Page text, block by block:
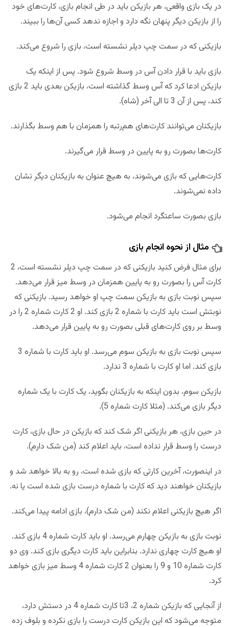
در یک بازی واقعی، هر بازیکن باید در طی انجام بازی، کارت‌های خود
را از بازیکن دیگر پنهان نگه دارد و اجازه ندهد کسی آن‌ها را ببیند.
بازیکنی که در سمت چپ دیلر نشسته است، بازی را شروع می‌کند.
بازی باید با قرار دادن آس در وسط شروع شود. پس از اینکه یک
بازیکن ادعا کرد که آس وسط گذاشته است، بازیکن بعدی باید 2 بازی
کند، پس از آن 3 تا الی آخر (شاه).
بازیکنان می‌توانند کارت‌های هم‌رتبه را همزمان با هم وسط بگذارند.
کارت‌ها بصورت رو به پایین در وسط قرار می‌گیرند.
کارت‌هایی که بازی می‌شوند، به هیچ عنوان به بازیکنان دیگر نشان
داده نمی‌شوند.
بازی بصورت ساعتگرد انجام می‌شود.
مثال از نحوه انجام بازی
برای مثال فرض کنید بازیکنی که در سمت چپ دیلر نشسته است، 2
کارت آس را بصورت رو به پایین همزمان در وسط میز قرار می‌دهد.
سپس نوبت بازی به بازیکن سمت چپ او خواهد رسید. بازیکنی که
نوبتش است باید کارت با شماره 2 بازی کند. او 2 کارت شماره 2 را در
وسط بر روی کارت‌های قبلی بصورت رو به پایین قرار می‌دهد.
سپس نوبت بازی به بازیکن سوم می‌رسد. او باید کارت با شماره 3
بازی کند. اما او کارت با شماره 3 ندارد.
بازیکن سوم، بدون اینکه به بازیکنان بگوید، یک کارت با یک شماره
دیگر بازی می‌کند. (مثلا کارت شماره 5).
در حین بازی، هر بازیکنی اگر شک کند که بازیکن در حال بازی، کارت
درست را وسط قرار نداده است، باید اعلام کند (من شک دارم).
در اینصورت، آخرین کارتی که بازی شده است، رو به بالا خواهد شد و
بازیکنان خواهند دید که کارت با شماره درست بازی شده است یا نه.
اگر هیچ بازیکنی اعلام نکند (من شک دارم)، بازی ادامه پیدا می‌کند.
نوبت بازی به بازیکن چهارم می‌رسد. او باید کارت شماره 4 بازی کند.
او هیچ کارت چهاری ندارد. بنابراین باید کارت دیگری بازی کند. وی دو
کارت شماره 10 و 9 را بعنوان 2 کارت شماره 4 وسط میز بازی خواهد
کرد.
از آنجایی که بازیکن شماره 2، 3تا کارت شماره 4 در دستش دارد،
متوجه می‌شود که این بازیکن کارت درست را بازی نکرده و بلوف زده